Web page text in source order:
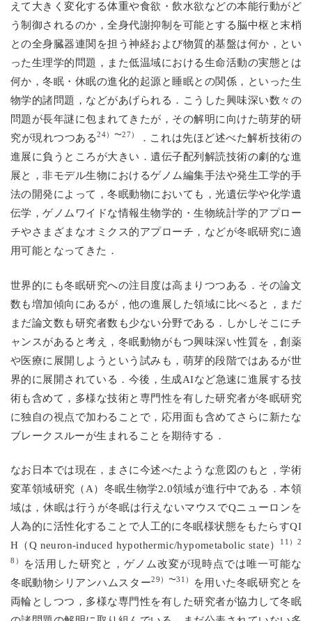
えて大きく変化する体重や食欲・飲水欲などの本能行動がど
う制御されるのか，全身代謝抑制を可能とする脳中枢と末梢
との全身臓器連関を担う神経および物質的基盤は何か，とい
った生理学的問題，また低温域における生命活動の実態とは
何か，冬眠・休眠の進化的起源と睡眠との関係，といった生
物学的諸問題，などがあげられる．こうした興味深い数々の
問題が長年謎に包まれてきたが，その解明に向けた萌芽的研
究が現れつつある24）〜27）
．これは先ほど述べた解析技術の
進展に負うところが大きい．遺伝子配列解読技術の劇的な進
展と，非モデル生物におけるゲノム編集手法や発生工学的手
法の開発によって，冬眠動物においても，光遺伝学や化学遺
伝学，ゲノムワイドな情報生物学的・生物統計学的アプロー
チやさまざまなオミクス的アプローチ，などが冬眠研究に適
用可能となってきた．
世界的にも冬眠研究への注目度は高まりつつある．その論文
数も増加傾向にあるが，他の進展した領域に比べると，まだ
まだ論文数も研究者数も少ない分野である．しかしそこにチ
ャンスがあると考え，冬眠動物がもつ興味深い性質を，創薬
や医療に展開しようという試みも，萌芽的段階ではあるが世
界的に展開されている．今後，生成AIなど急速に進展する技
術も含めて，多様な技術と専門性を有した研究者が冬眠研究
に独自の視点で加わることで，応用面も含めてさらに新たな
ブレークスルーが生まれることを期待する．
なお日本では現在，まさに今述べたような意図のもと，学術
変革領域研究（A）冬眠生物学2.0領域が進行中である．本領
域は，休眠は行うが冬眠は行えないマウスでQニューロンを
人為的に活性化することで人工的に冬眠様状態をもたらすQI
H（Q neuron-induced hypothermic/hypometabolic state）
11）2
8）
を活用した研究と，ゲノム改変が現時点では唯一可能な
冬眠動物シリアンハムスター29）〜31）
を用いた冬眠研究とを
両輪としつつ，多様な専門性を有した研究者が協力して冬眠